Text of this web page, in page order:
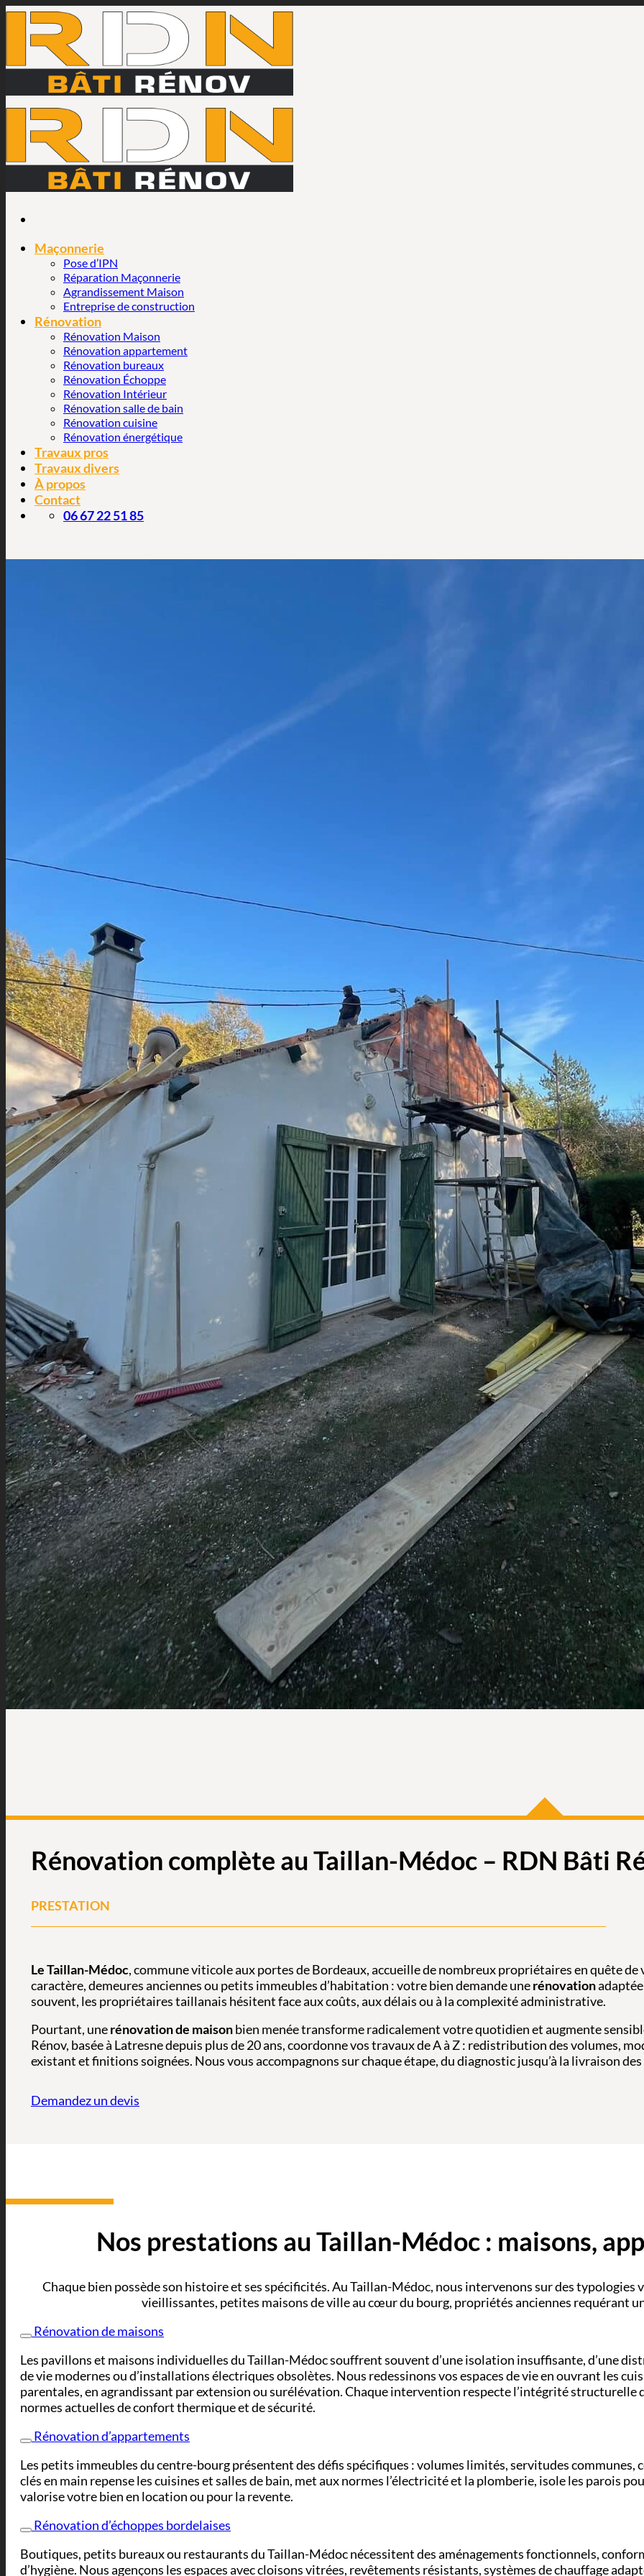
Passer
contenu
Maçonnerie
Pose d’IPN
Réparation Maçonnerie
Agrandissement Maison
Entreprise de construction
Rénovation
Rénovation Maison
Rénovation appartement
Rénovation bureaux
Rénovation Échoppe
Rénovation Intérieur
Rénovation salle de bain
Rénovation cuisine
Rénovation énergétique
Travaux pros
Travaux divers
À propos
Contact
06 67 22 51 85
Rénovation complète au Taillan-Médoc – RDN Bâti
PRESTATION
Le Taillan-Médoc, commune viticole aux portes de Bordeaux, accueille de nombreux propriétaires en quête
caractère, demeures anciennes ou petits immeubles d’habitation : votre bien demande unerénovation
souvent, les propriétaires taillanais hésitent face aux coûts, aux délais ou à la complexité administrative.
Pourtant, unerénovation de maisonbien menée transforme radicalement votre quotidien et augmente
Rénov, basée à Latresne depuis plus de 20 ans, coordonne vos travaux de A à Z : redistribution des volumes,
existant et finitions soignées. Nous vous accompagnons sur chaque étape, du diagnostic jusqu’à la livraison des
Demandez un devis
Nos prestations au Taillan-Médoc : maisons,
Chaque bien possède son histoire et ses spécificités. Au Taillan-Médoc, nous intervenons sur des
vieillissantes, petites maisons de ville au cœur du bourg, propriétés anciennes requérant
Rénovation de maisons
Les pavillons et maisons individuelles du Taillan-Médoc souffrent souvent d’une isolation insuffisante, d’une
de vie modernes ou d’installations électriques obsolètes. Nous redessinons vos espaces de vie en ouvrant les
parentales, en agrandissant par extension ou surélévation. Chaque intervention respecte l’intégrité
normes actuelles de confort thermique et de sécurité.
Rénovation d’appartements
Les petits immeubles du centre-bourg présentent des défis spécifiques : volumes limités, servitudes
clés en main repense les cuisines et salles de bain, met aux normes l’électricité et la plomberie, isole les parois
valorise votre bien en location ou pour la revente.
Rénovation d’échoppes bordelaises
Boutiques, petits bureaux ou restaurants du Taillan-Médoc nécessitent des aménagements fonctionnels,
d’hygiène. Nous agençons les espaces avec cloisons vitrées, revêtements résistants, systèmes de chauffage